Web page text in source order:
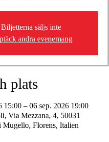
Biljetterna säljs inte
andra evenemang
plats
15:00 – 06 sep. 2026 19:00
Via Mezzana, 4, 50031
Mugello, Florens, Italien